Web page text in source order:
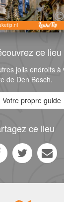
ce lieu
jolis endroits
de Den Bosch.
Votre propre guide
ce lieu